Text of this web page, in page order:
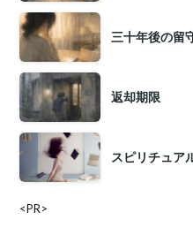
三十年後の留
返却期限
スピリチュア
<PR>